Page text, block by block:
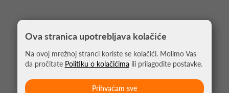
Ova stranica upotrebljava kolačiće
Na ovoj mrežnoj stranci koriste se kolačići. Molimo Vas
da pročitate Politiku o kolačićima ili prilagodite postavke.
Prihvaćam sve